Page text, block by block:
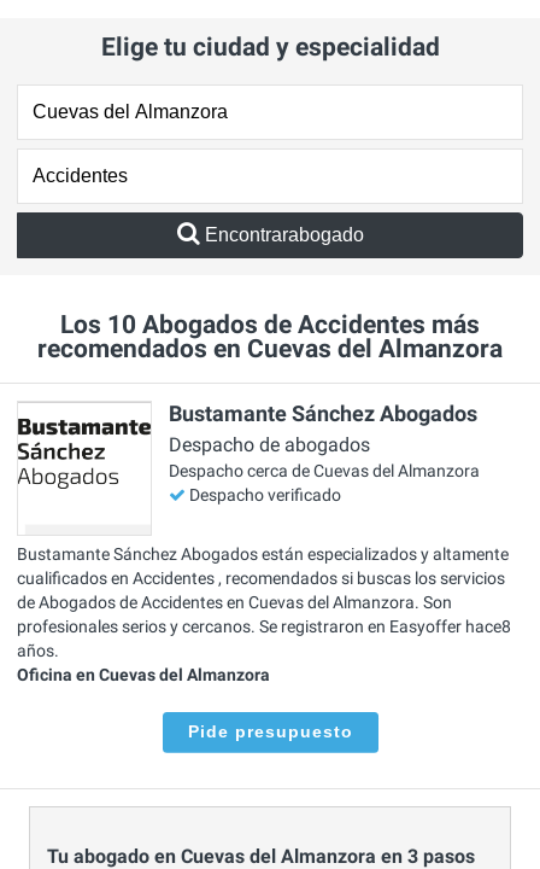
Elige tu ciudad y especialidad
Encontrarabogado
Los 10 Abogados de Accidentes más
recomendados en Cuevas del Almanzora
Bustamante Sánchez Abogados
Despacho de abogados
Despacho cerca de Cuevas del Almanzora
Despacho verificado
Bustamante Sánchez Abogados están especializados y altamente
cualificados en Accidentes , recomendados si buscas los servicios
de Abogados de Accidentes en Cuevas del Almanzora. Son
profesionales serios y cercanos. Se registraron en Easyoffer hace8
años.
Oficina en Cuevas del Almanzora
Pide presupuesto
Tu abogado en Cuevas del Almanzora en 3 pasos